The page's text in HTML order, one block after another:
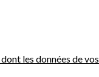
les données de vos